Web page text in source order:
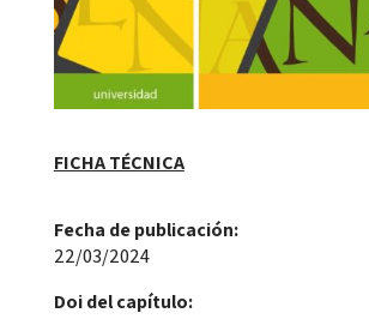
FICHA TÉCNICA
Fecha de publicación​:
22/03/2024
Doi​ del capítulo: